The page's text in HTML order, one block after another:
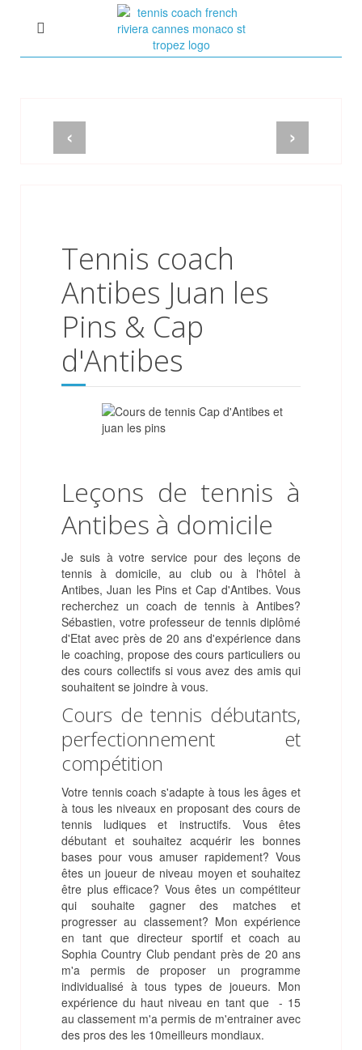
Tennis Coach Côte d'Azur
Cours de Tennis à domicile
Sébastien Huck ex-15
›
‹
Tennis coach
Antibes Juan les
Pins & Cap
d'Antibes
Leçons de tennis à
Antibes à domicile
Je suis à votre service pour des leçons de
tennis à domicile, au club ou à l'hôtel à
Antibes, Juan les Pins et Cap d'Antibes. Vous
recherchez un coach de tennis à Antibes?
Sébastien, votre professeur de tennis diplômé
d'Etat avec près de 20 ans d'expérience dans
le coaching, propose des cours particuliers ou
des cours collectifs si vous avez des amis qui
souhaitent se joindre à vous.
Cours de tennis débutants,
perfectionnement et
compétition
Votre tennis coach s'adapte à tous les âges et
à tous les niveaux en proposant des cours de
tennis ludiques et instructifs. Vous êtes
débutant et souhaitez acquérir les bonnes
bases pour vous amuser rapidement? Vous
êtes un joueur de niveau moyen et souhaitez
être plus efficace? Vous êtes un compétiteur
qui souhaite gagner des matches et
progresser au classement? Mon expérience
en tant que directeur sportif et coach au
Sophia Country Club pendant près de 20 ans
m'a permis de proposer un programme
individualisé à tous types de joueurs. Mon
expérience du haut niveau en tant que - 15
au classement m'a permis de m'entrainer avec
des pros des les 10meilleurs mondiaux.